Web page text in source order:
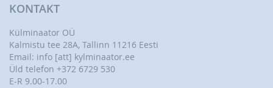
KONTAKT
Külminaator OÜ
Kalmistu tee 28A, Tallinn 11216 Eesti
Email: info [att] kylminaator.ee
Üld telefon +372 6729 530
E-R 9.00-17.00